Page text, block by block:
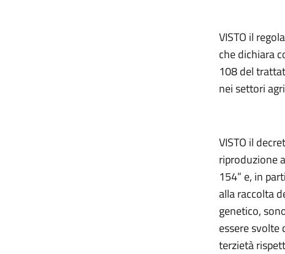
VISTO il
che dichiara
108 del
nei settori
VISTO il
riproduzione
154” e, in
alla raccolta
genetico,
essere svolte
terzietà